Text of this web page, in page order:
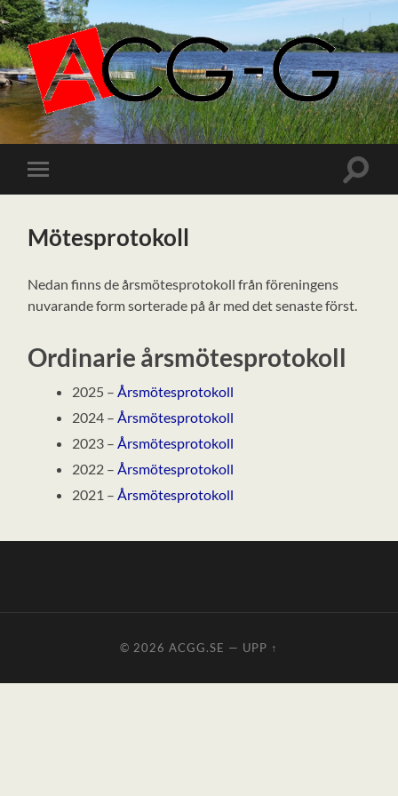
ACGG.SE
Slå
på/av
Slå
Mötesprotokoll
Nedan finns de årsmötesprotokoll från föreningens
nuvarande form sorterade på år med det senaste först.
Ordinarie årsmötesprotokoll
2025 –Årsmötesprotokoll
2024 –Årsmötesprotokoll
2023 –Årsmötesprotokoll
2022 –Årsmötesprotokoll
2021 –Årsmötesprotokoll
© 2026 ACGG.SE — UPP ↑